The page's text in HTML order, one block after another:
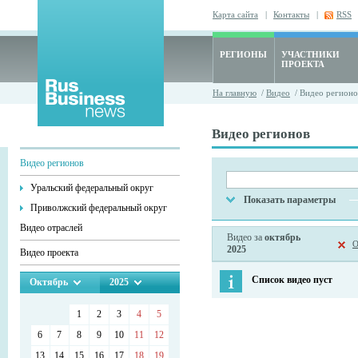
Карта сайта | Контакты | RSS
РЕГИОНЫ
УЧАСТНИКИ
ПРОЕКТА
На главную / Видео / Видео
Видео регионов
Уральский федеральный округ
Приволжский федеральный округ
Видео отраслей
Видео проекта
Октябрь 2025
1 2 3 4
5
6
7 8 9 10 11
12
13
14 15 16 17 18 19
Видео регионов
Показать параметры
Видео за октябрь
2025
Список видео пуст